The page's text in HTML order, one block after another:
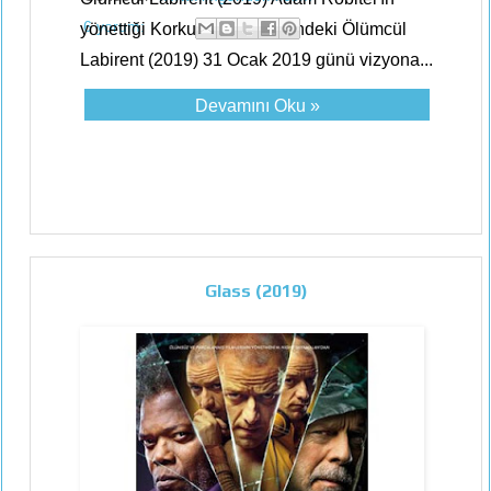
yönettiği Korku, Gerilim türündeki Ölümcül
Labirent (2019) 31 Ocak 2019 günü vizyona...
Devamını Oku »
6 yorum:
Glass (2019)